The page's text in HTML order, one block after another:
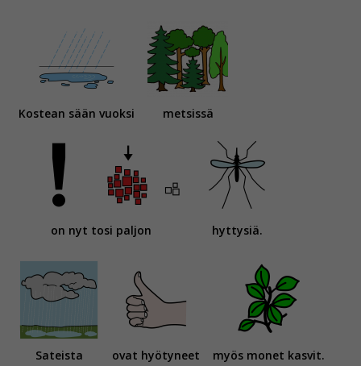
Kostean sään vuoksi metsissä
on nyt tosi paljon hyttysiä.
Sateista ovat hyötyneet myös monet kasvit.